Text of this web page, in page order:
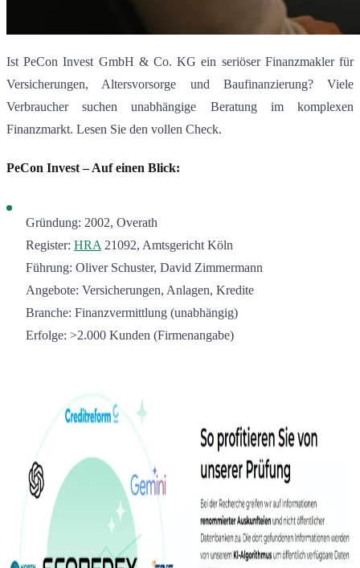
Ist PeCon Invest GmbH & Co. KG ein seriöser Finanzmakler für
Versicherungen, Altersvorsorge und Baufinanzierung? Viele
Verbraucher suchen unabhängige Beratung im komplexen
Finanzmarkt. Lesen Sie den vollen Check.
PeCon Invest – Auf einen Blick:
Gründung: 2002, Overath
Register: HRA 21092, Amtsgericht Köln
Führung: Oliver Schuster, David Zimmermann
Angebote: Versicherungen, Anlagen, Kredite
Branche: Finanzvermittlung (unabhängig)
Erfolge: >2.000 Kunden (Firmenangabe)